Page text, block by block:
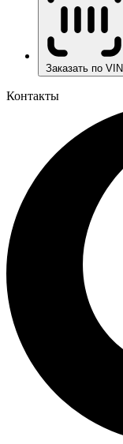
Заказать по VIN
Контакты